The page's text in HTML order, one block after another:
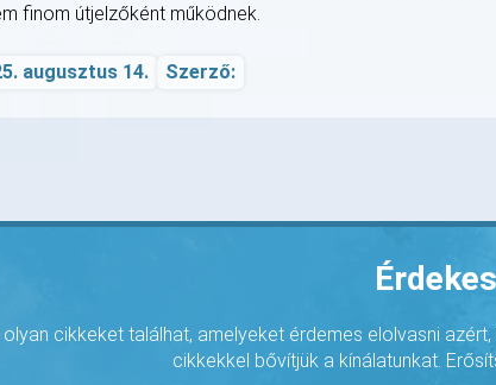
finom útjelzőként működnek.
augusztus 14. Szerző:
olyan cikkeket találhat, amelyeket érdemes elolvasni
cikkekkel bővítjük a kínálatunkat.